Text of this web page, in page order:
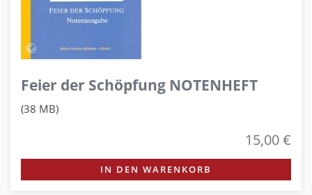
Feier der Schöpfung NOTENHEFT
(38 MB)
15,00 €
IN DEN WARENKORB